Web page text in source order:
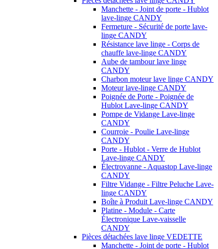
Manchette - Joint de porte - Hublot
lave-linge CANDY
Fermeture - Sécurité de porte lave-
linge CANDY
Résistance lave linge - Corps de
chauffe lave-linge CANDY
Aube de tambour lave linge
CANDY
Charbon moteur lave linge CANDY
Moteur lave-linge CANDY
Poignée de Porte - Poignée de
Hublot Lave-linge CANDY
Pompe de Vidange Lave-linge
CANDY
Courroie - Poulie Lave-linge
CANDY
Porte - Hublot - Verre de Hublot
Lave-linge CANDY
Électrovanne - Aquastop Lave-linge
CANDY
Filtre Vidange - Filtre Peluche Lave-
linge CANDY
Boîte à Produit Lave-linge CANDY
Platine - Module - Carte
Électronique Lave-vaisselle
CANDY
Pièces détachées lave linge VEDETTE
Manchette - Joint de porte - Hublot